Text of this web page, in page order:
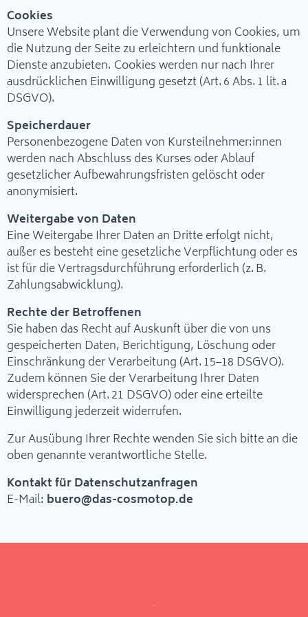
Cookies
Unsere Website plant die Verwendung von Cookies, um
die Nutzung der Seite zu erleichtern und funktionale
Dienste anzubieten. Cookies werden nur nach Ihrer
ausdrücklichen Einwilligung gesetzt (Art. 6 Abs. 1 lit. a
DSGVO).
Speicherdauer
Personenbezogene Daten von Kursteilnehmer:innen
werden nach Abschluss des Kurses oder Ablauf
gesetzlicher Aufbewahrungsfristen gelöscht oder
anonymisiert.
Weitergabe von Daten
Eine Weitergabe Ihrer Daten an Dritte erfolgt nicht,
außer es besteht eine gesetzliche Verpflichtung oder es
ist für die Vertragsdurchführung erforderlich (z. B.
Zahlungsabwicklung).
Rechte der Betroffenen
Sie haben das Recht auf Auskunft über die von uns
gespeicherten Daten, Berichtigung, Löschung oder
Einschränkung der Verarbeitung (Art. 15–18 DSGVO).
Zudem können Sie der Verarbeitung Ihrer Daten
widersprechen (Art. 21 DSGVO) oder eine erteilte
Einwilligung jederzeit widerrufen.
Zur Ausübung Ihrer Rechte wenden Sie sich bitte an die
oben genannte verantwortliche Stelle.
Kontakt für Datenschutzanfragen
E-Mail: buero@das-cosmotop.de